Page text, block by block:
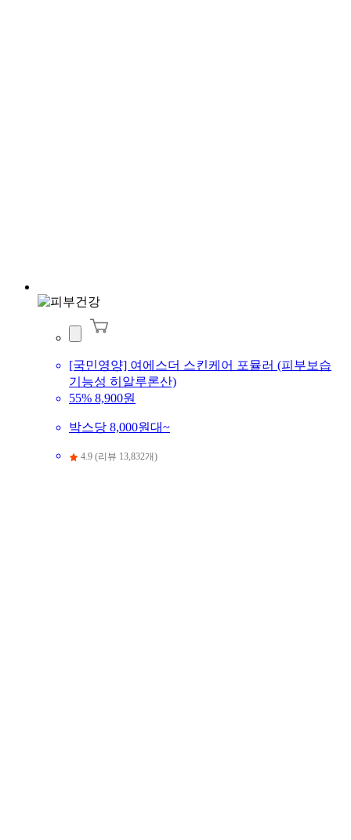
[국민영양] 여에스더 스킨케어 포뮬러 (피부보습
기능성 히알루론산)
55% 8,900원
박스당 8,000원대~
4.9 (리뷰 13,832개)